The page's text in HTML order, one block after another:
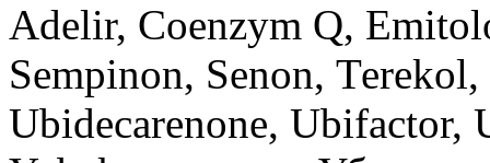
Adelir, Соenzym Q,
Sempinon, Senon,
Ubidecarenone, Ubifactor,